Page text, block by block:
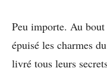
Peu importe. Au
épuisé les charmes
livré tous leurs